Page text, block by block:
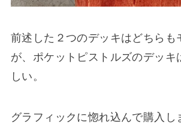
前述した２つのデッキはどちらも
が、ポケットピストルズのデッキ
しい。
グラフィックに惚れ込んで購入し